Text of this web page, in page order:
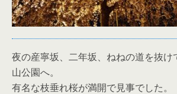
夜の産寧坂、二年坂、ねねの道を抜け
山公園へ。
有名な枝垂れ桜が満開で見事でした。